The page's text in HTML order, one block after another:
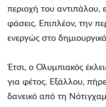
περιοχή του αντιπάλου,
φάσεις. Επιπλέον, την
ενεργώς στο
Έτσι, ο Ολυμπιακός
για φέτος. Εξάλλου,
δανεικό από τη